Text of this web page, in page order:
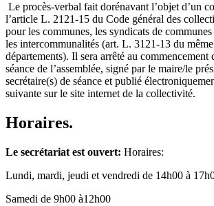
Le procès-verbal fait dorénavant l’objet d’un
l’article L. 2121-15 du Code général des
pour les communes, les syndicats de
les intercommunalités (art. L. 3121-13 du
départements). Il sera arrêté au commencement
séance de l’assemblée, signé par le maire/le
secrétaire(s) de séance et publié
suivante sur le site internet de la collectivité.
Horaires.
Le secrétariat est ouvert: Horaires:
Lundi, mardi, jeudi et vendredi de 14h00 à
Samedi de 9h00 à12h00